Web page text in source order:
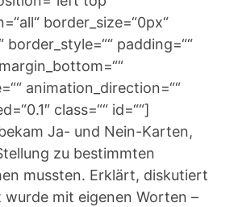
border_size=“0px“
border_style=““ padding=““
animation_direction=““
class=““ id=““]
Ja- und Nein-Karten,
zu bestimmten
mussten. Erklärt, diskutiert
mit eigenen Worten –